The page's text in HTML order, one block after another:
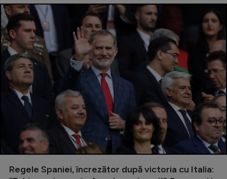
Rugby
Ciclism
Alte sporturi
JO 2024
JO 2026
Regele Spaniei, încrezător după victoria cu Italia: